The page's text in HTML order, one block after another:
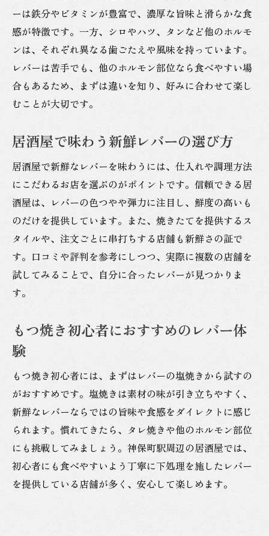
ーは鉄分やビタミンが豊富で、濃厚な旨味と滑らかな食
感が特徴です。一方、シロやハツ、タンなど他のホルモ
ンは、それぞれ異なる歯ごたえや風味を持っています。
レバーは苦手でも、他のホルモン部位なら食べやすい場
合もあるため、まずは違いを知り、好みに合わせて楽し
むことが大切です。
居酒屋で味わう新鮮レバーの選び方
居酒屋で新鮮なレバーを味わうには、仕入れや調理方法
にこだわるお店を選ぶのがポイントです。信頼できる居
酒屋は、レバーの色つやや弾力に注目し、鮮度の高いも
のだけを提供しています。また、焼きたてを提供するス
タイルや、注文ごとに串打ちする店舗も新鮮さの証で
す。口コミや評判を参考にしつつ、実際に複数の店舗を
試してみることで、自分に合ったレバーが見つかりま
す。
もつ焼き初心者におすすめのレバー体
験
もつ焼き初心者には、まずはレバーの塩焼きから試すの
がおすすめです。塩焼きは素材の味が引き立ちやすく、
新鮮なレバーならではの旨味や食感をダイレクトに感じ
られます。慣れてきたら、タレ焼きや他のホルモン部位
にも挑戦してみましょう。神保町駅周辺の居酒屋では、
初心者にも食べやすいよう丁寧に下処理を施したレバー
を提供している店舗が多く、安心して楽しめます。